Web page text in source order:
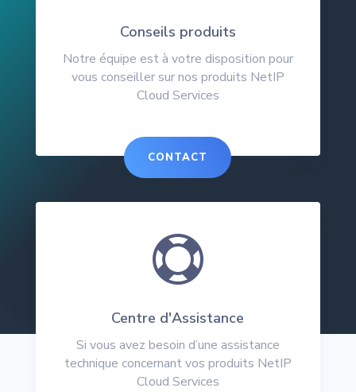
Conseils produits
Notre équipe est à votre disposition pour
vous conseiller sur nos produits NetIP
Cloud Services
CONTACT

Centre d'Assistance
Si vous avez besoin d’une assistance
technique concernant vos produits NetIP
Cloud Services